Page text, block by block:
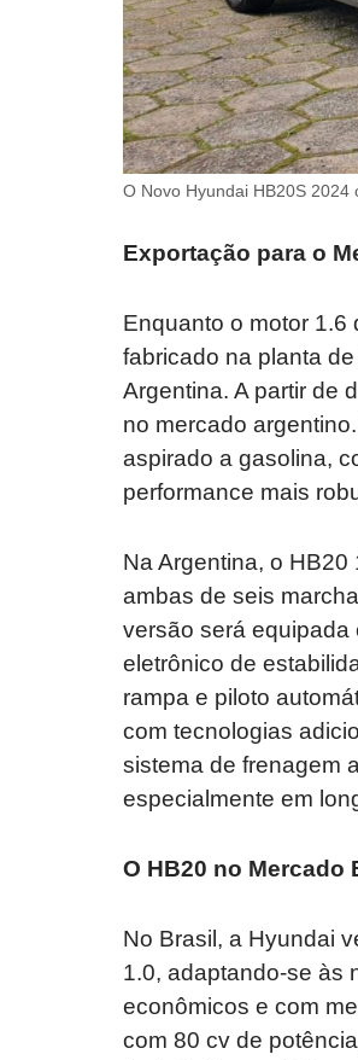
O Novo Hyundai HB20S
Exportação para o
Enquanto o motor 1.6
fabricado na planta
Argentina. A partir de
no mercado
aspirado a gasolina,
performance mais
Na Argentina, o
ambas de seis
versão será equipada
eletrônico de
rampa e piloto
com tecnologias
sistema de frenagem
especialmente em
O HB20 no Mercado
No Brasil, a Hyundai
1.0, adaptando-se às
econômicos e com
com 80 cv de